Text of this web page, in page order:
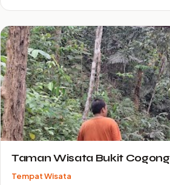
Taman Wisata Bukit Cogong
Tempat Wisata